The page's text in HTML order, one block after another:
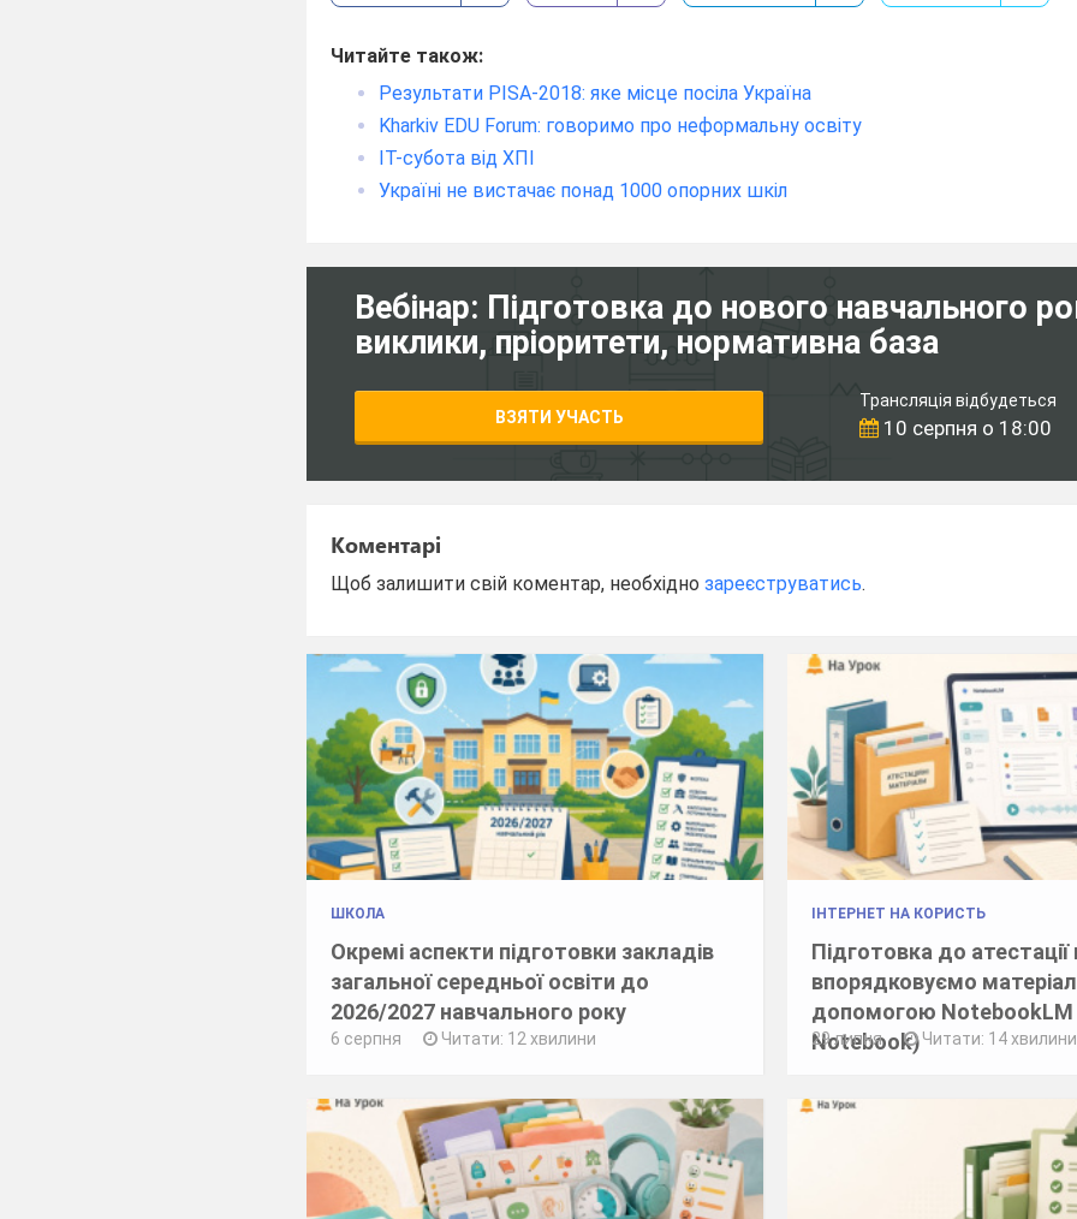
Читайте також:
Результати PISA-2018: яке місце посіла Україна
Kharkiv EDU Forum: говоримо про неформальну освіту
IT-субота від ХПІ
Україні не вистачає понад 1000 опорних шкіл
Вебінар: Підготовка до нового навчального
виклики, пріоритети, нормативна база
ВЗЯТИ УЧАСТЬ
Трансляція відбудеться
10 серпня о 18:00
Коментарі
Щоб залишити свій коментар, необхіднозареєструватись.
ШКОЛА
Окремі аспекти підготовки закладів
загальної середньої освіти до
2026/2027 навчального року
6 серпня Читати: 12 хвилини
ІНТЕРНЕТ НА КОРИСТЬ
Підготовка до атестації
впорядковуємо
допомогою NotebookLM
Notebook)
29 липня Читати: 14 хвилини